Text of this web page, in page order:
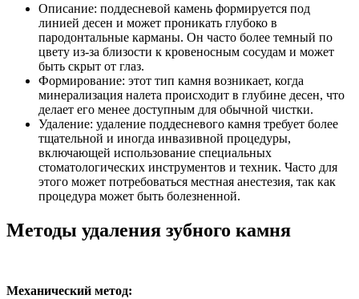
Описание: поддесневой камень формируется под
линией десен и может проникать глубоко в
пародонтальные карманы. Он часто более темный по
цвету из-за близости к кровеносным сосудам и может
быть скрыт от глаз.
Формирование: этот тип камня возникает, когда
минерализация налета происходит в глубине десен, что
делает его менее доступным для обычной чистки.
Удаление: удаление поддесневого камня требует более
тщательной и иногда инвазивной процедуры,
включающей использование специальных
стоматологических инструментов и техник. Часто для
этого может потребоваться местная анестезия, так как
процедура может быть болезненной.
Методы удаления зубного камня
Механический метод: